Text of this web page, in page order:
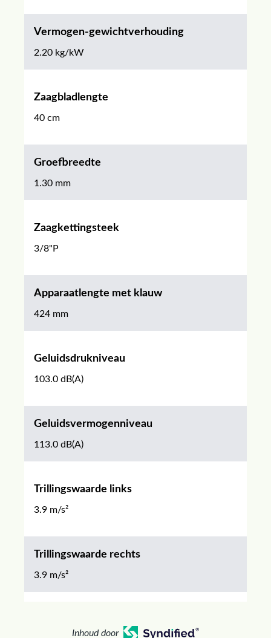
Vermogen-gewichtverhouding
2.20 kg/kW
Zaagbladlengte
40 cm
Groefbreedte
1.30 mm
Zaagkettingsteek
3/8"P
Apparaatlengte met klauw
424 mm
Geluidsdrukniveau
103.0 dB(A)
Geluidsvermogenniveau
113.0 dB(A)
Trillingswaarde links
3.9 m/s²
Trillingswaarde rechts
3.9 m/s²
Inhoud door